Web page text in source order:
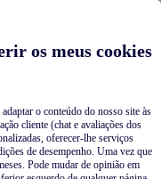
os meus cookies
o conteúdo do nosso site às
cliente (chat e avaliações dos
oferecer-lhe serviços
de desempenho. Uma vez que
Pode mudar de opinião em